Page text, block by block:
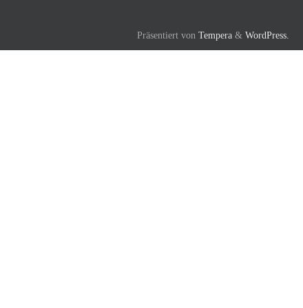
Präsentiert von Tempera & WordPress.